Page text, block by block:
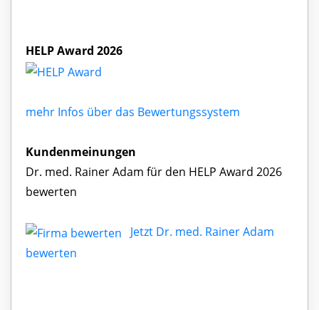
HELP Award 2026
mehr Infos über das Bewertungssystem
Kundenmeinungen
Dr. med. Rainer Adam für den HELP Award 2026
bewerten
Jetzt Dr. med. Rainer Adam
bewerten